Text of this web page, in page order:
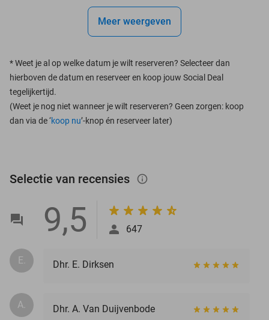
Meer weergeven
*Weet je al op welke datum je wilt reserveren? Selecteer dan
hierboven de datum en reserveer en koop jouw Social Deal
tegelijkertijd.
(Weet je nog niet wanneer je wilt reserveren? Geen zorgen: koop
dan via de ‘koop nu’-knop én reserveer later)
Selectie van recensies info_outlined
9,5 647
E. Dhr. E. Dirksen
A.
Dhr. A. Van Duijvenbode